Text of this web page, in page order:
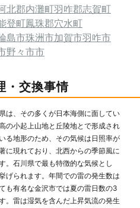
北郡内灘町羽咋郡志賀町
登町鳳珠郡穴水町
島市珠洲市加賀市羽咋市
野々市市
・交換事情
は、その多くが日本海側に面してい
の小起上山地と丘陵地とで形成され
る地形のため、その気候は日照率が
に現れており、北西からの季節風に
。石川県で最も特徴的な気候とし
げられます。年間での雷の発生数は
も有名な金沢市では夏の雷日数の3
。雷は湿気を含んだ上昇気流の発生